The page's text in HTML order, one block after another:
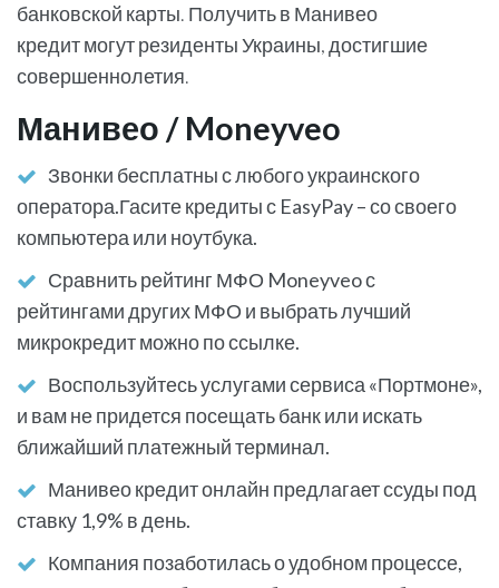
банковской карты. Получить в Манивео
кредит могут резиденты Украины, достигшие
совершеннолетия.
Манивео / Moneyveo
Звонки бесплатны с любого украинского
оператора.Гасите кредиты с EasyPay – со своего
компьютера или ноутбука.
Сравнить рейтинг МФО Moneyveo с
рейтингами других МФО и выбрать лучший
микрокредит можно по ссылке.
Воспользуйтесь услугами сервиса «Портмоне»,
и вам не придется посещать банк или искать
ближайший платежный терминал.
Манивео кредит онлайн предлагает ссуды под
ставку 1,9% в день.
Компания позаботилась о удобном процессе,